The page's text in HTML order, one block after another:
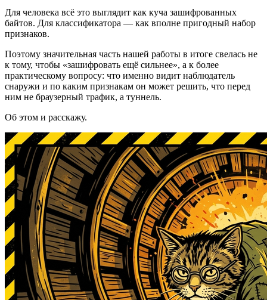
Для человека всё это выглядит как куча зашифрованных
байтов. Для классификатора — как вполне пригодный набор
признаков.
Поэтому значительная часть нашей работы в итоге свелась не
к тому, чтобы «зашифровать ещё сильнее», а к более
практическому вопросу: что именно видит наблюдатель
снаружи и по каким признакам он может решить, что перед
ним не браузерный трафик, а туннель.
Об этом и расскажу.